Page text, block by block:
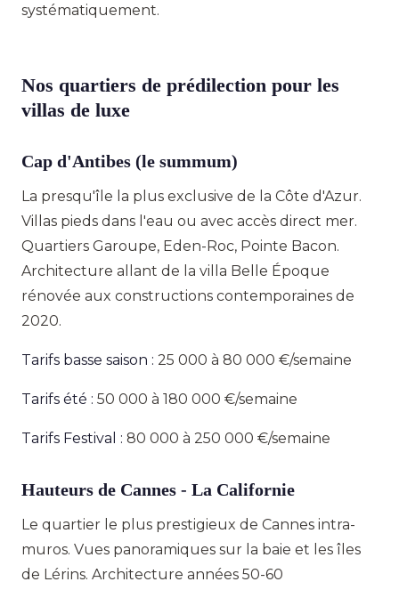
systématiquement.
Nos quartiers de prédilection pour les
villas de luxe
Cap d'Antibes (le summum)
La presqu'île la plus exclusive de la Côte d'Azur.
Villas pieds dans l'eau ou avec accès direct mer.
Quartiers Garoupe, Eden-Roc, Pointe Bacon.
Architecture allant de la villa Belle Époque
rénovée aux constructions contemporaines de
2020.
Tarifs basse saison : 25 000 à 80 000 €/semaine
Tarifs été : 50 000 à 180 000 €/semaine
Tarifs Festival : 80 000 à 250 000 €/semaine
Hauteurs de Cannes - La Californie
Le quartier le plus prestigieux de Cannes intra-
muros. Vues panoramiques sur la baie et les îles
de Lérins. Architecture années 50-60